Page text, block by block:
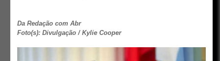
Da Redação com Abr
Foto(s): Divulgação / Kylie Cooper